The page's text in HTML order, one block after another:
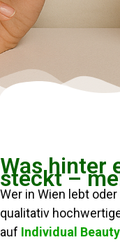
Was hinter
steckt –
Wer in Wien lebt
qualitativ
auf Individual